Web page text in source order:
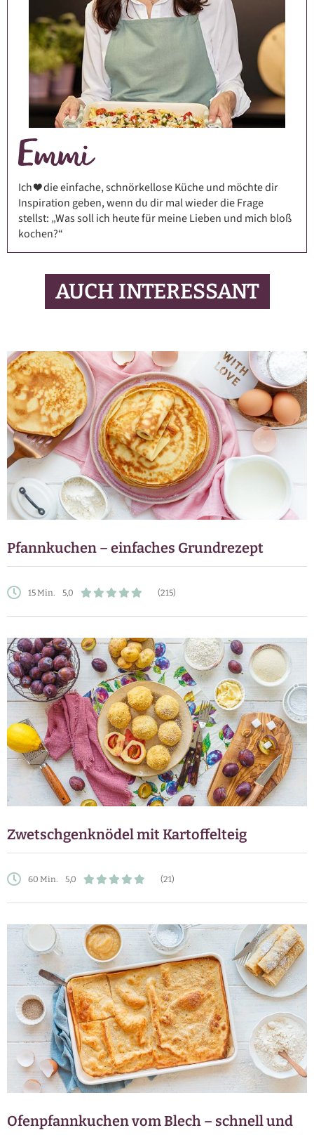
Ich ❤️ die einfache, schnörkellose Küche und möchte dir
Inspiration geben, wenn du dir mal wieder die Frage
stellst: „Was soll ich heute für meine Lieben und mich bloß
kochen?“
AUCH INTERESSANT
Pfannkuchen – einfaches Grundrezept
15 Min. 5,0 (215)
Zwetschgenknödel mit Kartoffelteig
60 Min. 5,0 (21)
Ofenpfannkuchen vom Blech – schnell und